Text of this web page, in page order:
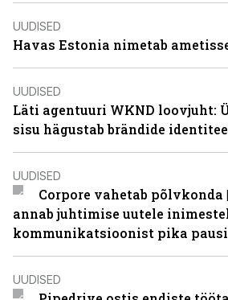
UUDISED
Havas Estonia nimetab
UUDISED
Läti agentuuri WKND loovjuht:
sisu hägustab brändide
UUDISED
Corpore vahetab põlvkonda
annab juhtimise uutele
kommunikatsioonist pika pausi
UUDISED